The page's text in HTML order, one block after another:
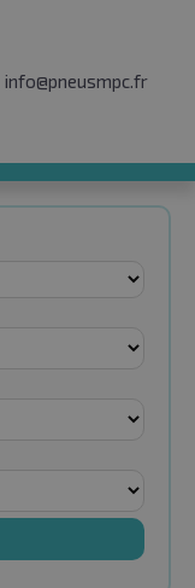
info@pneusmpc.fr